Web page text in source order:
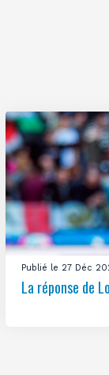
Publié le 27 Déc
La réponse de